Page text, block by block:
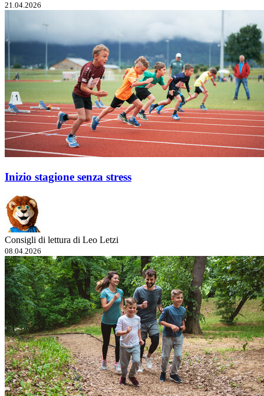
21.04.2026
Inizio stagione senza stress
Consigli di lettura di Leo Letzi
08.04.2026